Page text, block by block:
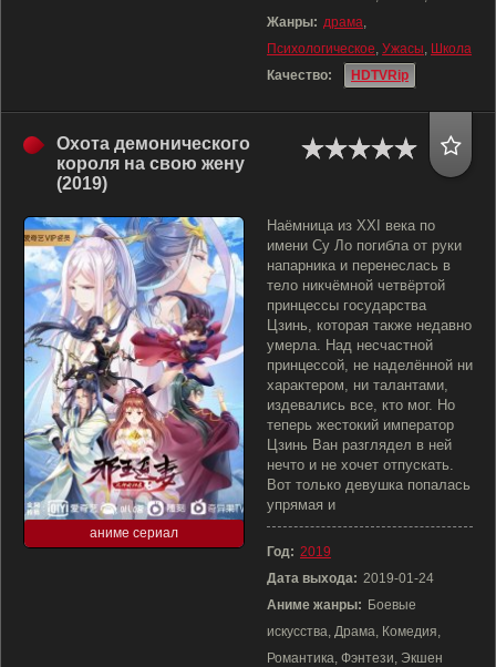
Жанры: драма,
Психологическое, Ужасы, Школа
Качество:
HDTVRip
Охота демонического
короля на свою жену
(2019)
аниме сериал
Наёмница из XXI века по
имени Су Ло погибла от руки
напарника и перенеслась в
тело никчёмной четвёртой
принцессы государства
Цзинь, которая также недавно
умерла. Над несчастной
принцессой, не наделённой ни
характером, ни талантами,
издевались все, кто мог. Но
теперь жестокий император
Цзинь Ван разглядел в ней
нечто и не хочет отпускать.
Вот только девушка попалась
упрямая и
Год: 2019
Дата выхода: 2019-01-24
Аниме жанры: Боевые
искусства, Драма, Комедия,
Романтика, Фэнтези, Экшен